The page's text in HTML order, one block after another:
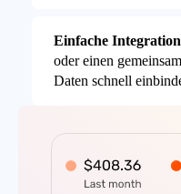
Einfache
oder einen
Daten schnell